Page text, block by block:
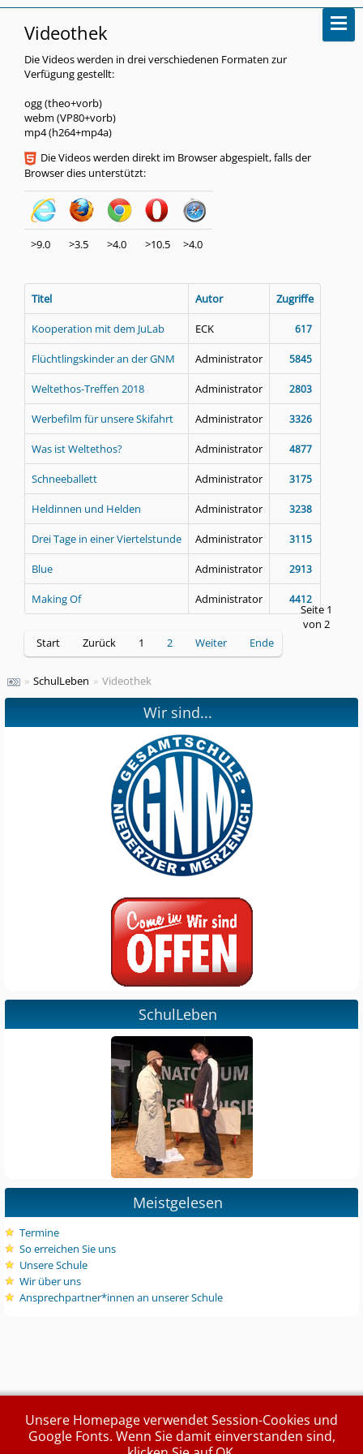
Videothek
Die Videos werden in drei verschiedenen Formaten zur
Verfügung gestellt:
ogg (theo+vorb)
webm (VP80+vorb)
mp4 (h264+mp4a)
Die Videos werden direkt im Browser abgespielt, falls der
Browser dies unterstützt:
>9.0 >3.5 >4.0 >10.5 >4.0
Titel Autor Zugriffe
Kooperation mit dem JuLab ECK 617
Flüchtlingskinder an der GNM Administrator 5845
Weltethos-Treffen 2018 Administrator 2803
Werbefilm für unsere Skifahrt Administrator 3326
Was ist Weltethos? Administrator 4877
Schneeballett Administrator 3175
Heldinnen und Helden Administrator 3238
Drei Tage in einer Viertelstunde Administrator 3115
Blue Administrator 2913
Making Of Administrator 4412
Seite 1
von 2
Start
Zurück 1 2 Weiter Ende
» SchulLeben » Videothek
Wir sind...
SchulLeben
Meistgelesen
Termine
So erreichen Sie uns
Unsere Schule
Wir über uns
Ansprechpartner*innen an unserer Schule
Unsere Homepage verwendet Session-Cookies und
Google Fonts. Wenn Sie damit einverstanden sind,